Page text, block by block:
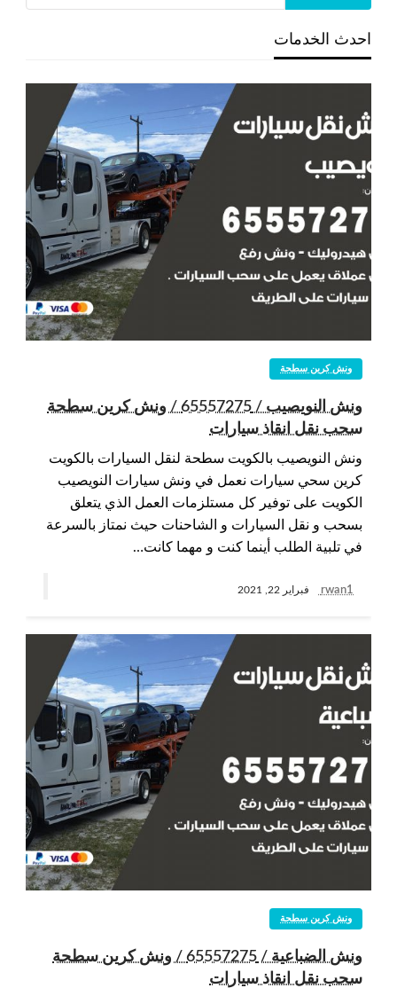
احدث الخدمات
ونش كرين سطحة
ونش النويصيب / 65557275 / ونش كرين سطحة
سحب نقل انقاذ سيارات
ونش النويصيب بالكويت سطحة لنقل السيارات بالكويت
كرين سحي سيارات نعمل في ونش سيارات النويصيب
الكويت على توفير كل مستلزمات العمل الذي يتعلق
بسحب و نقل السيارات و الشاحنات حيث نمتاز بالسرعة
في تلبية الطلب أينما كنت و مهما كانت…
rwan1 فبراير 22, 2021
ونش كرين سطحة
ونش الضباعية / 65557275 / ونش كرين سطحة
سحب نقل انقاذ سيارات